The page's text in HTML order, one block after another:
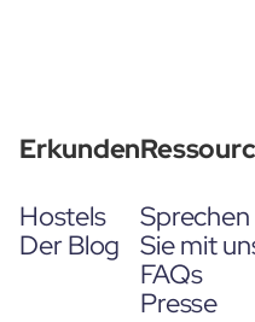
Erkunden
Hostels
Der Blog
Sprechen
Sie mit
FAQs
Presse